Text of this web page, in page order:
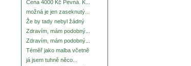
Cena 4000 Kč Pevná. K...
možná je jen zaseknutý...
Že by tady nebyl žádný
Zdravím, mám podobný...
Zdravím, mám podobný...
Téměř jako malba včetně
já jsem tuhně něco...